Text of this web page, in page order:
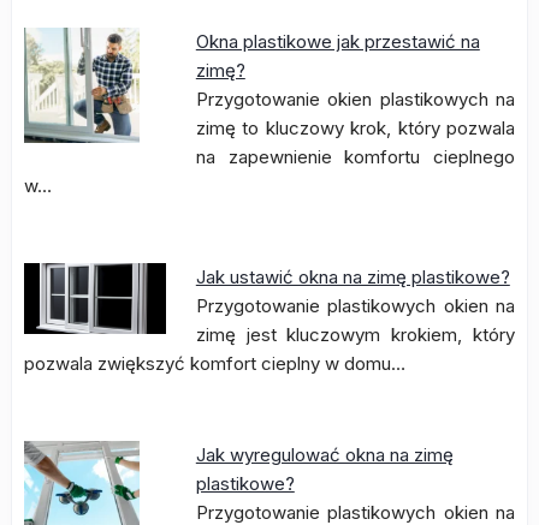
Okna plastikowe jak przestawić na
zimę?
Przygotowanie okien plastikowych na
zimę to kluczowy krok, który pozwala
na zapewnienie komfortu cieplnego
w…
Jak ustawić okna na zimę plastikowe?
Przygotowanie plastikowych okien na
zimę jest kluczowym krokiem, który
pozwala zwiększyć komfort cieplny w domu…
Jak wyregulować okna na zimę
plastikowe?
Przygotowanie plastikowych okien na